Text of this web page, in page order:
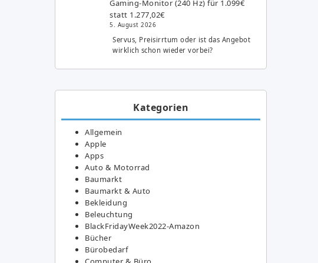
Gaming-Monitor (240 Hz) für 1.099€
statt 1.277,02€
5. August 2026
Servus, Preisirrtum oder ist das Angebot
wirklich schon wieder vorbei?
Kategorien
Allgemein
Apple
Apps
Auto & Motorrad
Baumarkt
Baumarkt & Auto
Bekleidung
Beleuchtung
BlackFridayWeek2022-Amazon
Bücher
Bürobedarf